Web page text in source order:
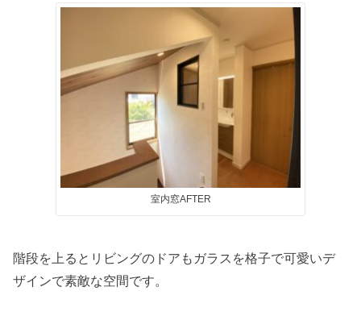
室内窓AFTER
階段を上るとリビングのドアもガラスを格子で可愛いデ
ザインで素敵な空間です。